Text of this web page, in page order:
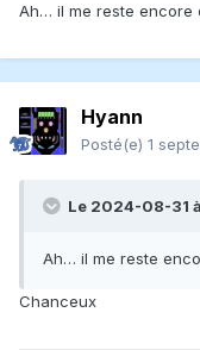
Ah… il me reste encore
Hyann
Posté(e) 1
Le 2024-08-31
Ah… il me reste
Chanceux